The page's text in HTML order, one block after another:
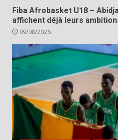
Fiba Afrobasket U18 –
affichent déjà leurs
09/08/2026